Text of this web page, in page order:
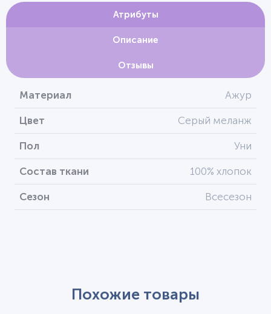
Атрибуты
Описание
Отзывы
Материал Ажур
Цвет Серый меланж
Пол Уни
Состав ткани 100% хлопок
Сезон Всесезон
Похожие товары